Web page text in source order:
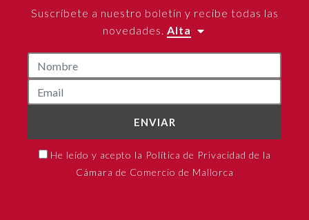
Suscríbete a nuestro boletín y recibe todas las
novedades. Alta
ENVIAR
He leído y acepto la Política de Privacidad de la
Cámara de Comercio de Mallorca